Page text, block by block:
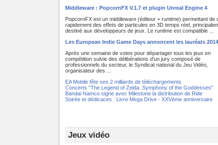
Middleware : PopcornFX V.1.7 et plugin Unreal Engine 4
PopcornFX est un middleware (éditeur + runtime) permettant de
rapidement des effets de particules en 3D temps réel,
destiné aux développeurs de jeux. Le runtime est compatible ...
Les European Indie Game Days annoncent les lauréats 2014
Après une semaine de votes pour départager tous les jeux en
compétition suivie des délibérations d'un jury composé de
professionnels du secteur, le Syndicat national du Jeu Vidéo,
organisateur des ...
EA Mobile fête ses 2 milliards de téléchargements
Concerts "The Legend of Zelda: Symphony of the Goddesses"
Bandai Namco signe avec Milestone la distribution de Ride
Soirée et dédicaces : Livre Mega Drive - XXVème anniversaire
Jeux vidéo